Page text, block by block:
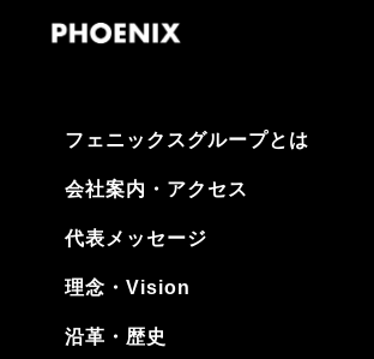
フェニックスグループとは
会社案内・アクセス
代表メッセージ
理念・Vision
沿革・歴史